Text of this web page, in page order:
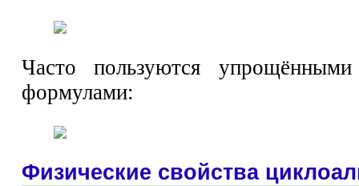
Часто пользуются упрощёнными
формулами:
Физические свойства